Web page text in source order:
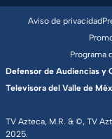
TV Azteca, M.R. & ©, TV
2025.
Aviso de privacidad
Programa
Defensor de Audiencias y
Televisora del Valle de